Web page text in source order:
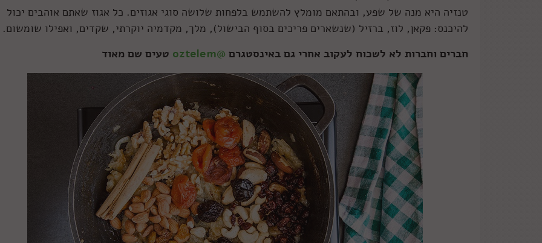
טנזיה היא מנה של שפע, ובהתאם מומלץ להשתמש בלפחות שלושה סוגי אגוזים. כל אגוז שאתם אוהבים יכול
להיכנס: פקאן, לוז, ברזיל (שנשארים פריכים בסוף הבישול), מלך, מקדמיה יוקרתי, שקדים, ואפילו שומשום.
חברים וחברות לא לשכוח לעקוב אחרי גם באינסטגרם @oztelem טעים שם מאוד